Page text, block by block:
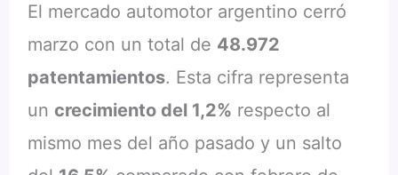
El mercado automotor argentino cerró
marzo con un total de 48.972
patentamientos. Esta cifra representa
un crecimiento del 1,2% respecto al
mismo mes del año pasado y un salto